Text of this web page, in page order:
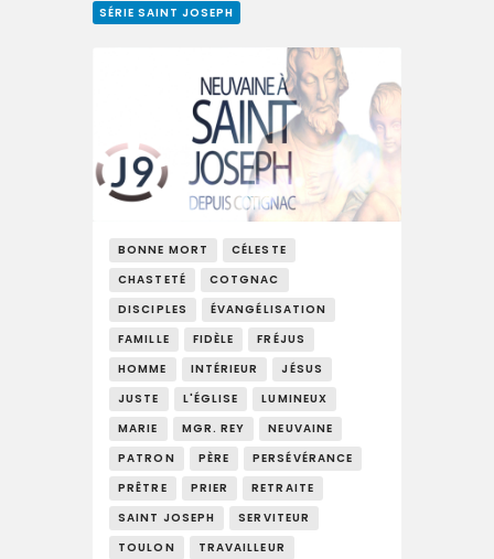
SÉRIE SAINT JOSEPH
BONNE MORT
CÉLESTE
CHASTETÉ
COTGNAC
DISCIPLES
ÉVANGÉLISATION
FAMILLE
FIDÈLE
FRÉJUS
HOMME
INTÉRIEUR
JÉSUS
JUSTE
L'ÉGLISE
LUMINEUX
MARIE
MGR. REY
NEUVAINE
PATRON
PÈRE
PERSÉVÉRANCE
PRÊTRE
PRIER
RETRAITE
SAINT JOSEPH
SERVITEUR
TOULON
TRAVAILLEUR